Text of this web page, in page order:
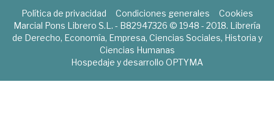
Política de privacidad Condiciones generales
Cookies
Marcial Pons Librero S.L. - B82947326 © 1948 - 2018. Librería
de Derecho, Economía, Empresa, Ciencias Sociales, Historia y
Ciencias Humanas
Hospedaje y desarrollo OPTYMA